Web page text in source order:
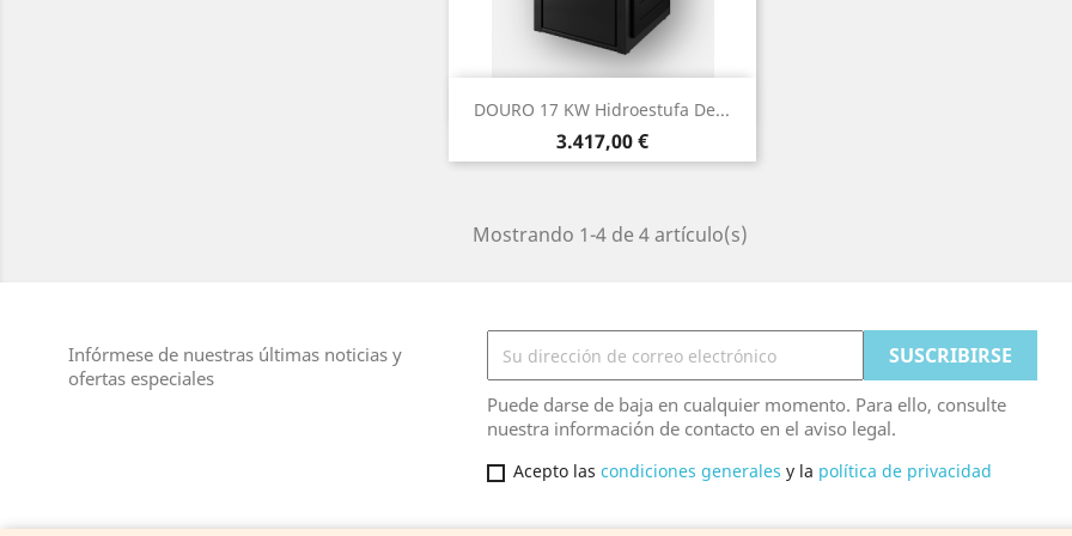
DOURO 17 KW Hidroestufa De...
Precio
3.417,00 €
 Vista rápida
NegroBurdeosBlanco
Mostrando 1-4 de 4 artículo(s)
Infórmese de nuestras últimas noticias y
ofertas especiales
Puede darse de baja en cualquier momento. Para ello, consulte
nuestra información de contacto en el aviso legal.
Acepto las condiciones generales y la política de privacidad